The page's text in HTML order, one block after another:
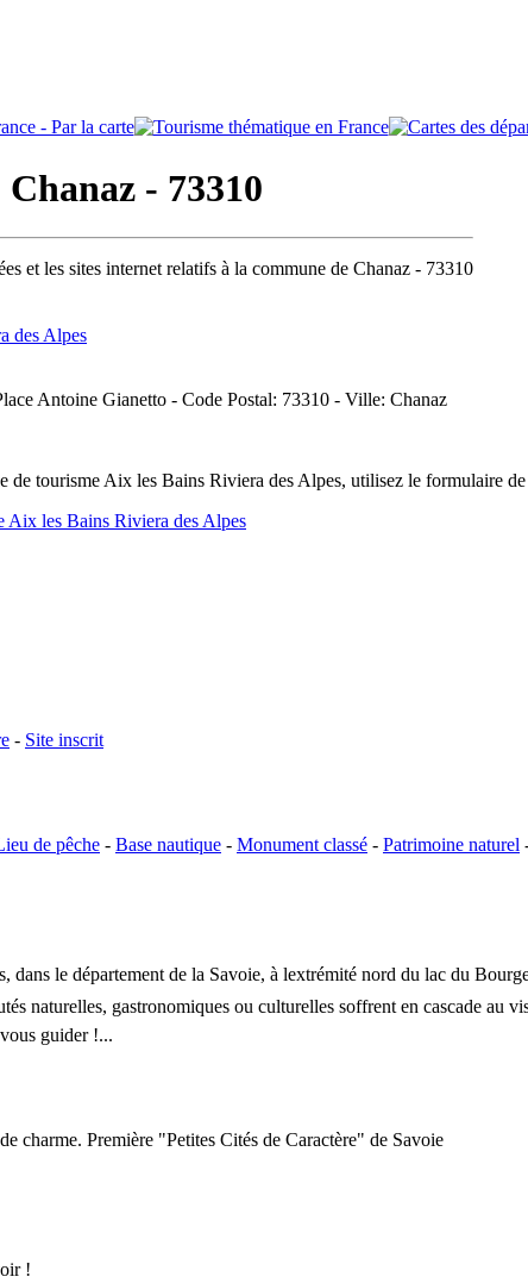
- 73310
et les sites internet relatifs à la commune de Chanaz - 73310
des Alpes
Antoine Gianetto - Code Postal: 73310 - Ville: Chanaz
de tourisme Aix les Bains Riviera des Alpes, utilisez le formulaire
Aix les Bains Riviera des Alpes
- Site inscrit
de pêche - Base nautique - Monument classé - Patrimoine naturel
dans le département de la Savoie, à lextrémité nord du lac du
naturelles, gastronomiques ou culturelles soffrent en cascade au
guider !...
charme. Première "Petites Cités de Caractère" de Savoie
!